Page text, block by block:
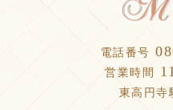
電話番号
営業時間
東高円寺